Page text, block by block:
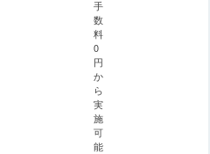
手
数
料
0
円
か
ら
実
施
可
能